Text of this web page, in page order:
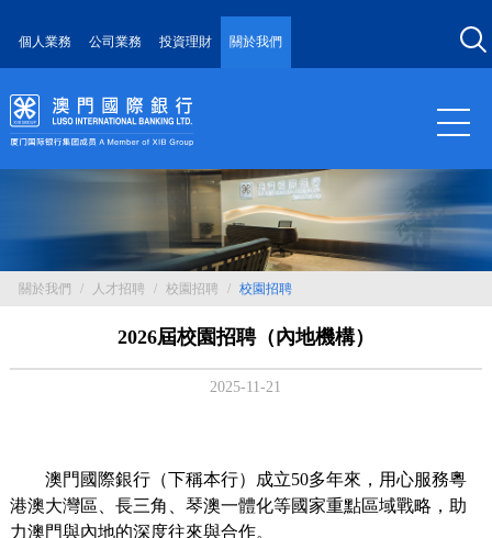
個人業務 公司業務 投資理財 關於我們
關於我們 / 人才招聘 / 校園招聘 / 校園招聘
2026屆校園招聘（內地機構）
2025-11-21
澳門國際銀行（下稱本行）成立50多年來，用心服務粵
港澳大灣區、長三角、琴澳一體化等國家重點區域戰略，助
力澳門與內地的深度往來與合作。